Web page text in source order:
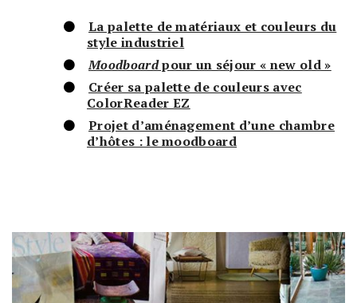
La palette de matériaux et couleurs du
style industriel
Moodboardpour un séjour « new old »
Créer sa palette de couleurs avec
ColorReader EZ
Projet d’aménagement d’une chambre
d’hôtes : le moodboard